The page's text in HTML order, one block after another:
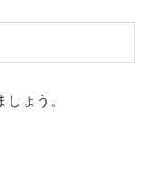
ょう。